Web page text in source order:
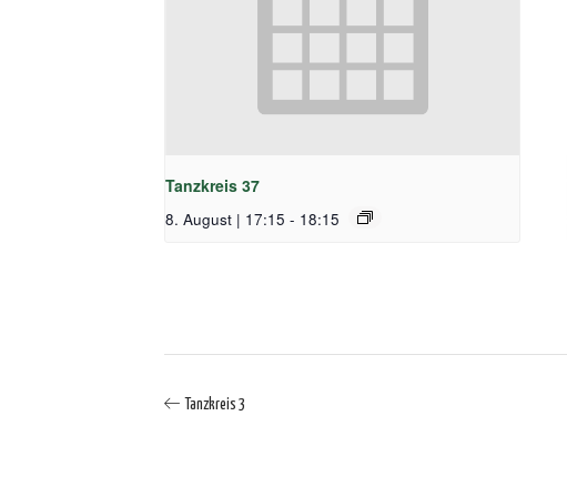
Tanzkreis 37
8. August | 17:15 - 18:15
Tanzkreis 3